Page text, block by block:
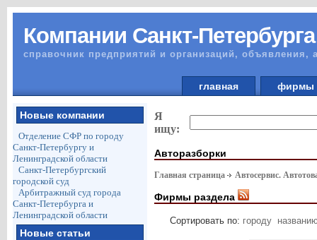
Компании Санкт-Петербурга
справочник предприятий и организаций, объявления,
главная
Новые компании
Отделение СФР по городу
Санкт-Петербургу и
Ленинградской области
Санкт-Петербургский
городской суд
Арбитражный суд города
Санкт-Петербурга и
Ленинградской области
Новые статьи
Я
ищу:
Авторазборки
Главная страница Автосервис.
Фирмы раздела
Сортировать по: городу